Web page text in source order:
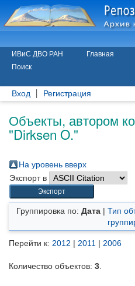
ИВиС ДВО РАН Главная
Поиск
Вход Регистрация
Объекты, автором
"Dirksen O."
На уровень вверх
Экспорт в
Группировка по: Дата| Тип
Перейти к: 2012 | 2011 | 2006
Количество объектов: 3